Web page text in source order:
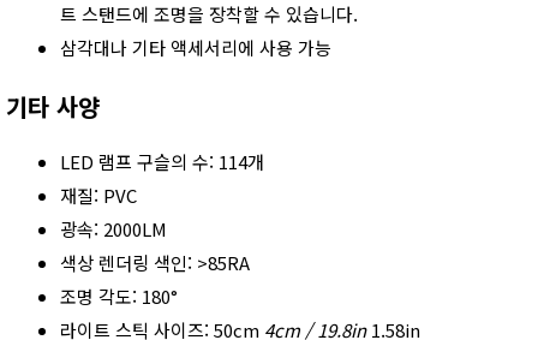
트 스탠드에 조명을 장착할 수 있습니다.
삼각대나 기타 액세서리에 사용 가능
기타 사양
LED 램프 구슬의 수: 114개
재질: PVC
광속: 2000LM
색상 렌더링 색인: >85RA
조명 각도: 180°
라이트 스틱 사이즈: 50cm 4cm / 19.8in1.58in